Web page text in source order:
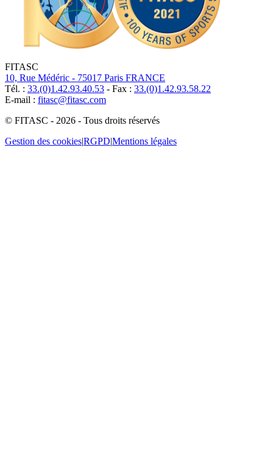
FITASC
10, Rue Médéric - 75017 Paris FRANCE
Tél. : 33.(0)1.42.93.40.53 - Fax : 33.(0)1.42.93.58.22
E-mail : fitasc@fitasc.com
© FITASC - 2026 - Tous droits réservés
Gestion des cookies|RGPD|Mentions légales